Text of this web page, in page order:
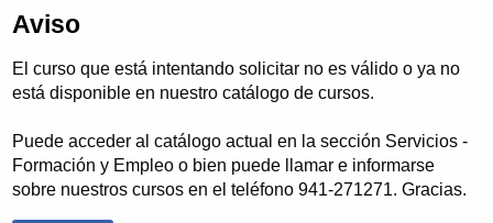
Aviso
El curso que está intentando solicitar no es válido o ya no
está disponible en nuestro catálogo de cursos.
Puede acceder al catálogo actual en la sección Servicios -
Formación y Empleo o bien puede llamar e informarse
sobre nuestros cursos en el teléfono 941-271271. Gracias.